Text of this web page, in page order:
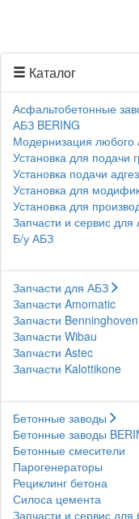
Каталог
Асфальтобетонные
АБЗ BERING
Модернизация любого
Установка для подачи
Установка подачи
Установка для
Установка для
Запчасти и сервис
Б/у АБЗ
Запчасти для АБЗ
Запчасти Amomatic
Запчасти Benninghoven
Запчасти Wibau
Запчасти Astec
Запчасти Kalottikone
Бетонные заводы
Бетонные заводы
Бетонные смесители
Парогенераторы
Рециклинг бетона
Силоса цемента
Запчасти и сервис